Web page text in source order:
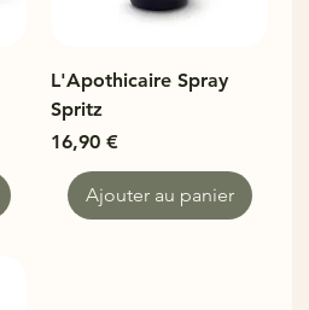
L'Apothicaire Spray
Spritz
Prix
16,90 €
Ajouter au panier